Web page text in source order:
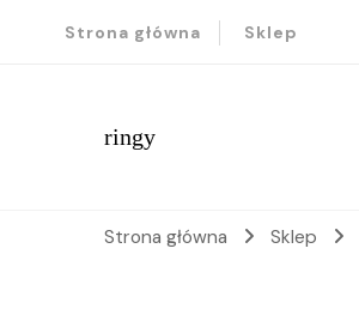
Strona główna Sklep
ringy
Strona główna Sklep